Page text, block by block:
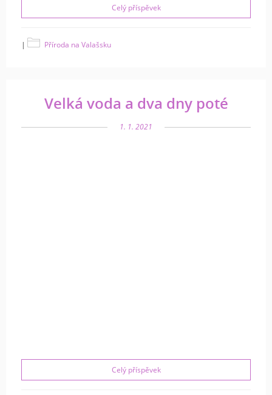
Celý příspěvek
| Příroda na Valašsku
Velká voda a dva dny poté
1. 1. 2021
Celý příspěvek